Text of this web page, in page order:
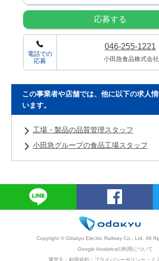
応募する
電話での
応募
046-255-1221
小田急食品株式会社
この事業者や店舗では、他に以下の求人
います。
工場・製品の品質管理スタッフ
小田急グループの食品工場スタッフ
Copyright © Odakyu Electric Railway Co., Ltd. All
Google Analyticsの利用について